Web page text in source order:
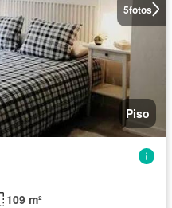
5fotos
Piso
109 m²